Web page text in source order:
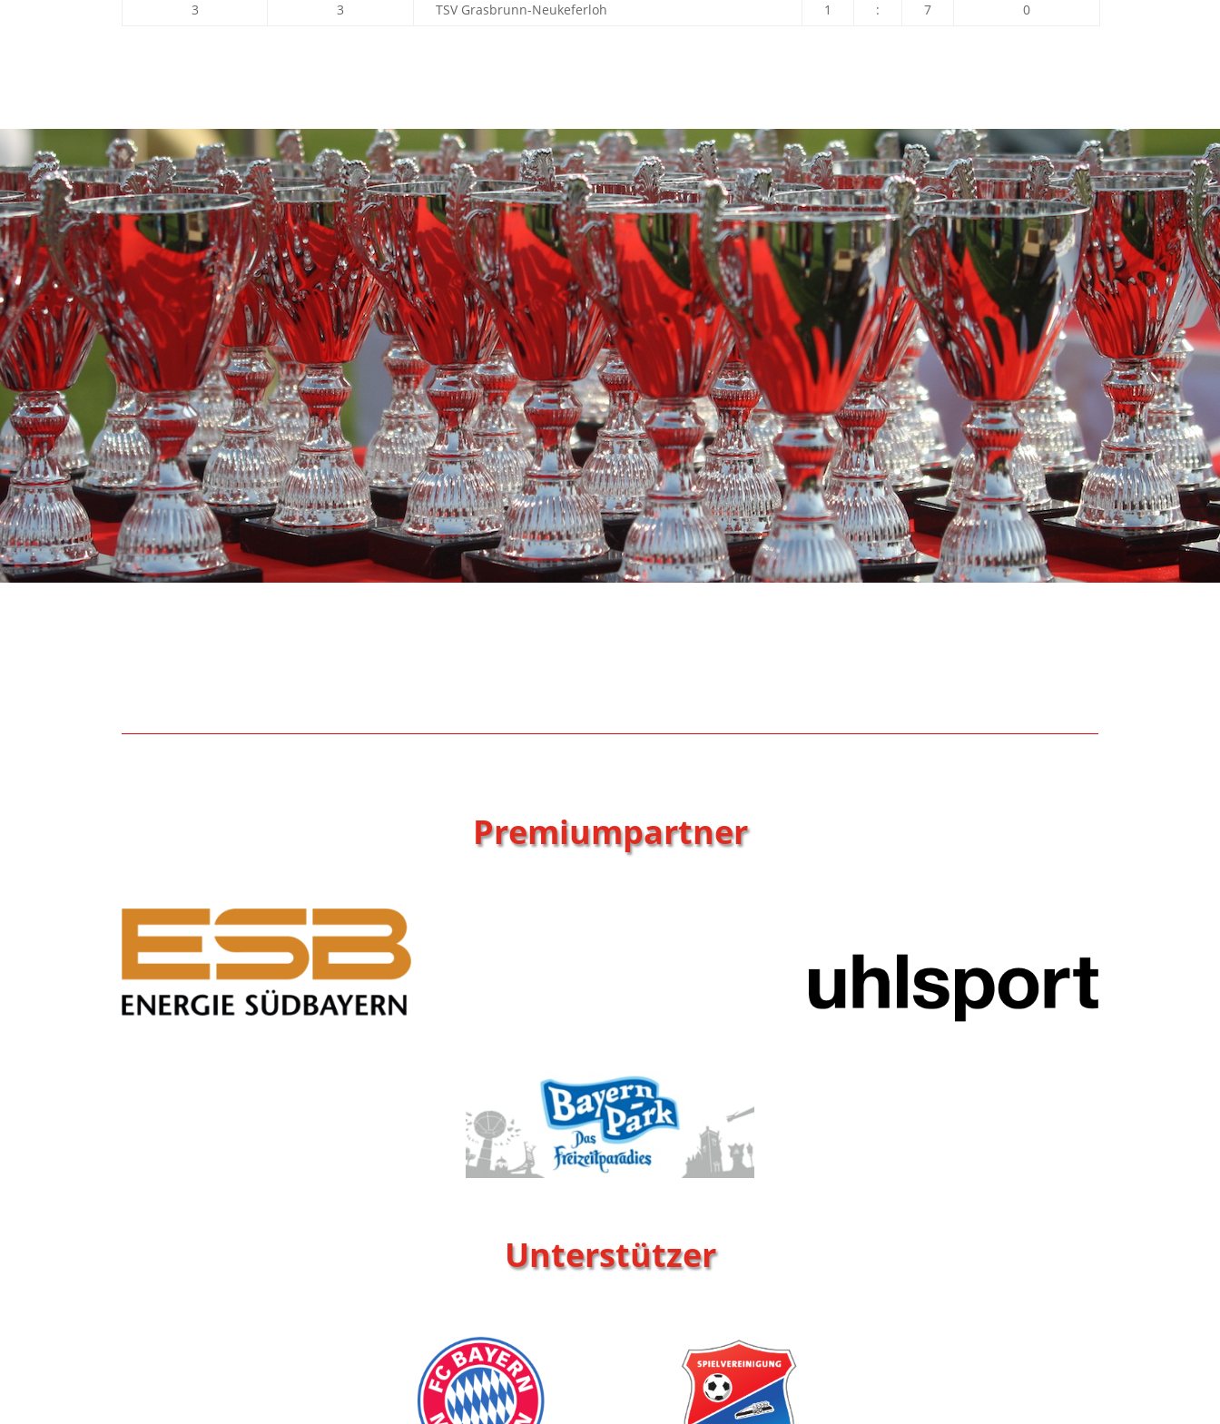
3
3 TSV Grasbrunn-Neukeferloh 1 : 7 0
Premiumpartner
Unterstützer